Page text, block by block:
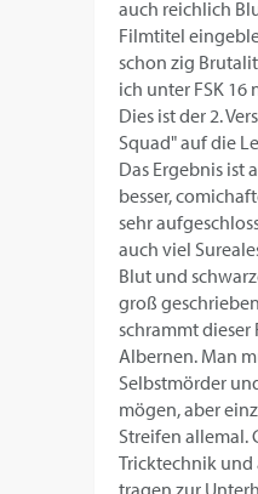
auch reichlich
Filmtitel
schon zig
ich unter FSK
Dies ist der 2.
Squad" auf die
Das Ergebnis ist
besser,
sehr
auch viel
Blut und
groß
schrammt dieser
Albernen. Man
Selbstmörder
mögen, aber
Streifen allemal.
Tricktechnik und